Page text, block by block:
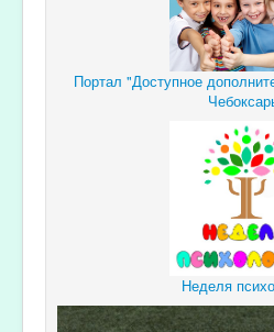
Портал "Доступное
Неделя